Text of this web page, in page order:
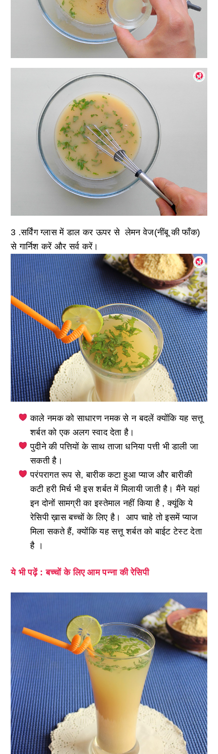
3 .सर्विंग ग्लास में डाल कर ऊपर से लेमन वेज(नींबू की फाँक)
से गार्निश करें और सर्व करें।
काले नमक को साधारण नमक से न बदलें क्योंकि यह सत्तू
शर्बत को एक अलग स्वाद देता है।
पुदीने की पत्तियों के साथ ताजा धनिया पत्ती भी डाली जा
सकती है।
परंपरागत रूप से, बारीक कटा हुआ प्याज और बारीकी
कटी हरी मिर्च भी इस शर्बत में मिलायी जाती है। मैंने यहां
इन दोनों सामग्री का इस्तेमाल नहीं किया है , क्यूंकि ये
रेसिपी ख़ास बच्चों के लिए है। आप चाहे तो इसमें प्याज
मिला सकते हैं, क्योंकि यह सत्तू शर्बत को बाईट टेस्ट देता
है ।
ये भी पढ़ें : बच्चों के लिए आम पन्ना की रेसिपी